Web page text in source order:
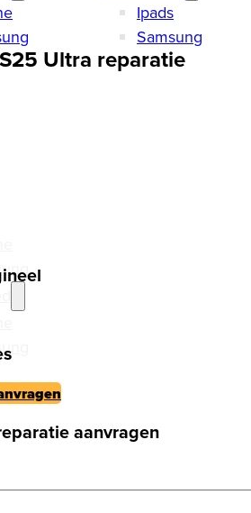
Ipads
Samsung
Ultra reparatie
aanvragen